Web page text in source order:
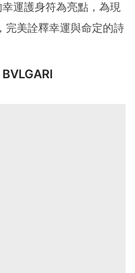
運護身符為亮點，為現
完美詮釋幸運與命定的詩